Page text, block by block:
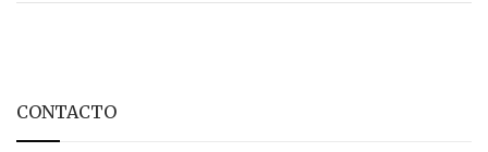
CONTACTO